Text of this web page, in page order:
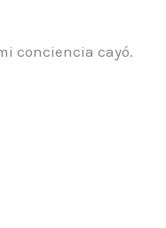
conciencia cayó.